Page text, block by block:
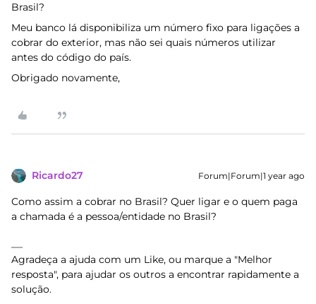
Brasil?
Meu banco lá disponibiliza um número fixo para ligações a
cobrar do exterior, mas não sei quais números utilizar
antes do código do país.
Obrigado novamente,
Ricardo27 Forum|Forum|1 year ago
Como assim a cobrar no Brasil? Quer ligar e o quem paga
a chamada é a pessoa/entidade no Brasil?
Agradeça a ajuda com um Like, ou marque a "Melhor
resposta", para ajudar os outros a encontrar rapidamente a
solução.